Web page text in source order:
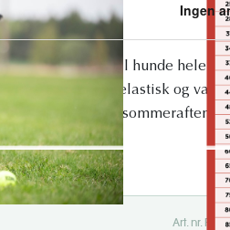
fleecetrøje til hunde hele
– en blød, elastisk og
som til køligere
Art. nr.